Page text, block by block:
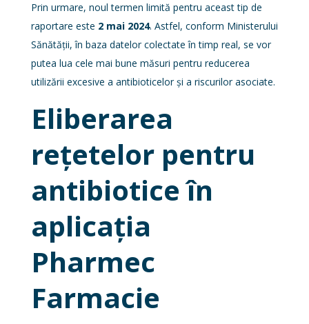
Prin urmare, noul termen limită pentru aceast tip de
raportare este 2 mai 2024. Astfel, conform Ministerului
Sănătății, în baza datelor colectate în timp real, se vor
putea lua cele mai bune măsuri pentru reducerea
utilizării excesive a antibioticelor și a riscurilor asociate.
Eliberarea
rețetelor pentru
antibiotice în
aplicația
Pharmec
Farmacie